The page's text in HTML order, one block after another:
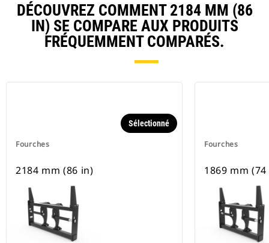
DÉCOUVREZ COMMENT 2184 MM (86
IN) SE COMPARE AUX PRODUITS
FRÉQUEMMENT COMPARÉS.
Fourches
Sélectionné
2184 mm (86 in)
Fourches
1869 mm